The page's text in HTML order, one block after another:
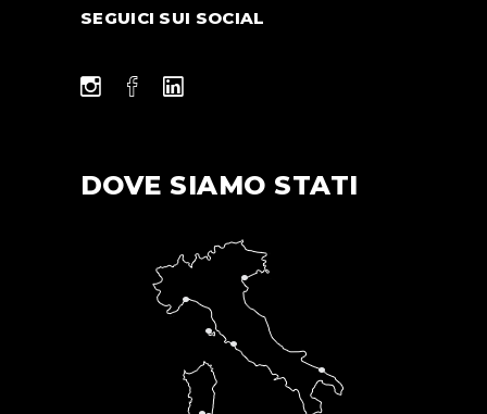
SEGUICI SUI SOCIAL
DOVE SIAMO STATI